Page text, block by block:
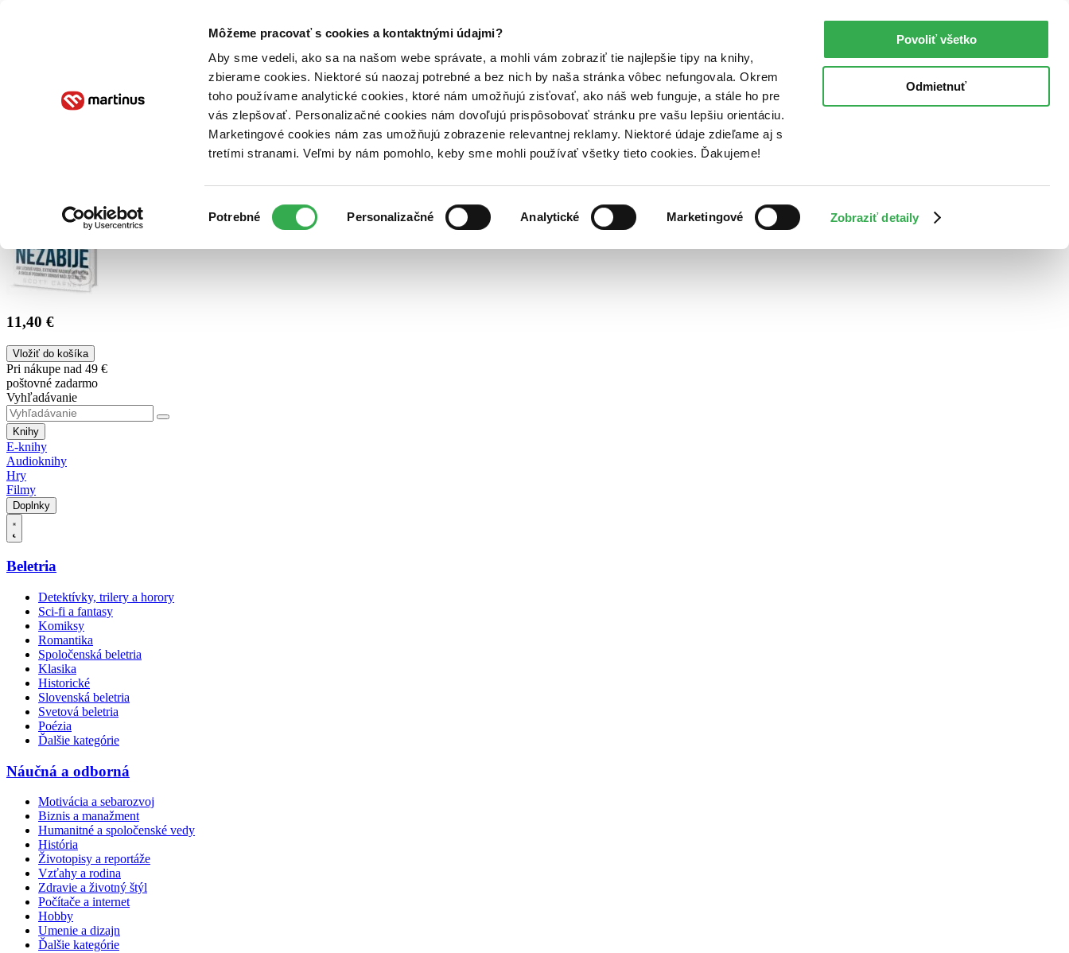
Môžeme pracovať s cookies a kontaktnými údajmi?
Aby sme vedeli, ako sa na našom webe správate, a mohli vám zobraziť tie najlepšie tipy na knihy,
zbierame cookies. Niektoré sú naozaj potrebné a bez nich by naša stránka vôbec nefungovala. Okrem
toho používame analytické cookies, ktoré nám umožňujú zisťovať, ako náš web funguje, a stále ho pre
vás zlepšovať. Personalizačné cookies nám dovoľujú prispôsobovať stránku pre vašu lepšiu orientáciu.
Marketingové cookies nám zas umožňujú zobrazenie relevantnej reklamy. Niektoré údaje zdieľame aj s
tretími stranami. Veľmi by nám pomohlo, keby sme mohli používať všetky tieto cookies. Ďakujeme!
súhlasu
Potrebné Personalizačné Analytické Marketingové Zobraziť detaily
Povoliť všetko
Odmietnuť
Poukážky Kontakt
11,40 €
Vložiť do košíka
Pri nákupe nad 49 €
poštovné zadarmo
Vyhľadávanie
Knihy
E-knihy
Audioknihy
Hry
Filmy
Doplnky
Beletria
Detektívky, trilery a horory
Sci-fi a fantasy
Komiksy
Romantika
Spoločenská beletria
Klasika
Historické
Slovenská beletria
Svetová beletria
Poézia
Ďalšie kategórie
Náučná a odborná
Motivácia a sebarozvoj
Biznis a manažment
Humanitné a spoločenské vedy
História
Životopisy a reportáže
Vzťahy a rodina
Zdravie a životný štýl
Počítače a internet
Hobby
Umenie a dizajn
Ďalšie kategórie